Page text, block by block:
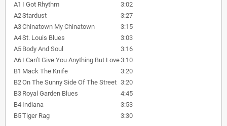
A1 I Got Rhythm
3:02
A2Stardust
3:27
A3Chinatown My Chinatown
3:15
A4St. Louis Blues
3:03
A5 Body And Soul
3:16
A6 I Can’t Give You Anything But Love3:10
B1 Mack The Knife
3:20
B2On The Sunny Side Of The Street 3:20
B3 Royal Garden Blues
4:45
B4 Indiana
3:53
B5Tiger Rag 3:30